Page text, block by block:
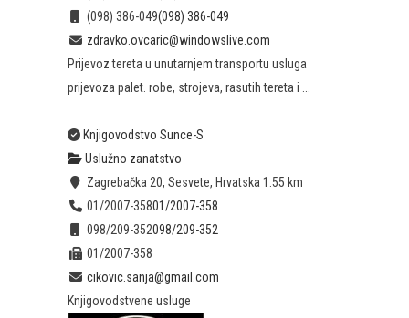
(098) 386-049(098) 386-049
zdravko.ovcaric@windowslive.com
Prijevoz tereta u unutarnjem transportu usluga
prijevoza palet. robe, strojeva, rasutih tereta i ...
Knjigovodstvo Sunce-S
Uslužno zanatstvo
Zagrebačka 20, Sesvete, Hrvatska 1.55 km
01/2007-35801/2007-358
098/209-352098/209-352
01/2007-358
cikovic.sanja@gmail.com
Knjigovodstvene usluge